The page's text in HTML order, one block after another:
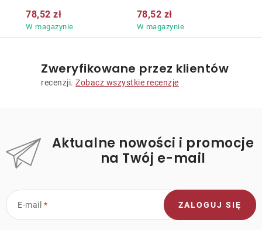
W magazynie
78,52 zł
W magazynie
78,52 zł
Zweryfikowane przez klientów
recenzji. Zobacz wszystkie recenzje
Aktualne nowości i promocje
na Twój e-mail
E-mail ZALOGUJ SIĘ